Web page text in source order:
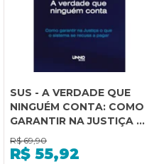
SUS - A VERDADE QUE
NINGUÉM CONTA: COMO
GARANTIR NA JUSTIÇA O
QUE O SISTEMA SE
RECUSA A PAGAR
R$ 69,90
R$ 55,92